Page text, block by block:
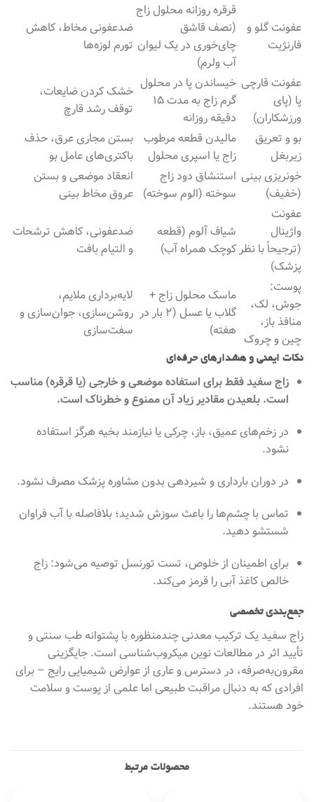
عفونت گلو و
فارنژیت
قرقره روزانه محلول زاج
(نصف قاشق
چای‌خوری در یک لیوان
آب ولرم)
ضدعفونی مخاط، کاهش
تورم لوزه‌ها
عفونت قارچی
پا (پای
ورزشکاران)
خیساندن پا در محلول
گرم زاج به مدت ۱۵
دقیقه روزانه
خشک کردن ضایعات،
توقف رشد قارچ
بو و تعریق
زیربغل
مالیدن قطعه مرطوب
زاج یا اسپری محلول
بستن مجاری عرق، حذف
باکتری‌های عامل بو
خونریزی بینی
(خفیف)
استنشاق دود زاج
سوخته (الوم سوخته)
انعقاد موضعی و بستن
عروق مخاط بینی
عفونت
واژینال
(ترجیحاً با نظر
پزشک)
شیاف آلوم (قطعه
کوچک همراه آب)
ضدعفونی، کاهش ترشحات
و التیام بافت
پوست:
جوش، لک،
منافذ باز،
چین و چروک
ماسک محلول زاج +
گلاب یا عسل (۲ بار در
هفته)
لایه‌برداری ملایم،
روشن‌سازی، جوان‌سازی و
سفت‌سازی
نکات ایمنی و هشدارهای حرفه‌ای
زاج سفید فقط برای استفاده موضعی و خارجی (یا قرقره) مناسب
است. بلعیدن مقادیر زیاد آن ممنوع و خطرناک است.
در زخم‌های عمیق، باز، چرکی یا نیازمند بخیه هرگز استفاده
نشود.
در دوران بارداری و شیردهی بدون مشاوره پزشک مصرف نشود.
تماس با چشم‌ها را باعث سوزش شدید؛ بلافاصله با آب فراوان
شستشو دهید.
برای اطمینان از خلوص، تست تورنسل توصیه می‌شود: زاج
خالص کاغذ آبی را قرمز می‌کند.
جمع‌بندی تخصصی
زاج سفید یک ترکیب معدنی چندمنظوره با پشتوانه طب سنتی و
تأیید اثر در مطالعات نوین میکروب‌شناسی است. جایگزینی
مقرون‌به‌صرفه، در دسترس و عاری از عوارض شیمیایی رایج – برای
افرادی که به دنبال مراقبت طبیعی اما علمی از پوست و سلامت
خود هستند.
محصولات مرتبط